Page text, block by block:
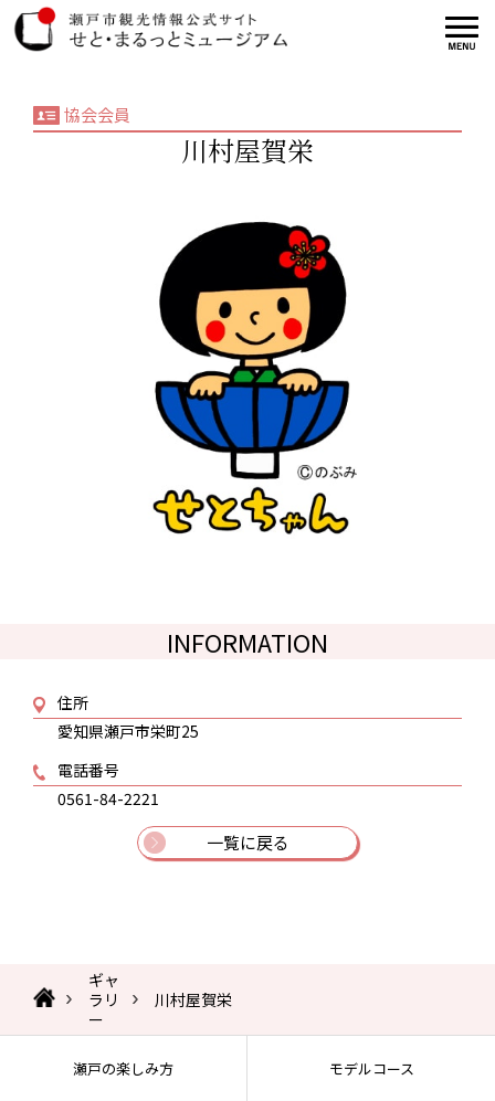
協会会員
川村屋賀栄
INFORMATION
住所
愛知県瀬戸市栄町25
電話番号
0561-84-2221
一覧に戻る
ギャ
ラリ
ー
川村屋賀栄
瀬戸の楽しみ方 モデルコース